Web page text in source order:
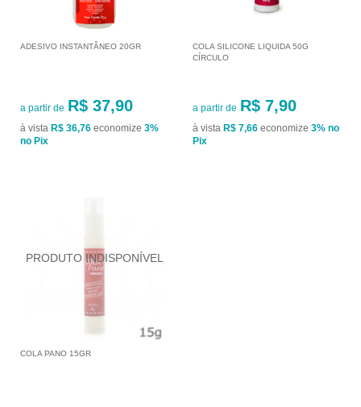
ADESIVO INSTANTÂNEO 20GR
a partir de R$ 37,90
à vista R$ 36,76 economize 3%
no Pix
COLA SILICONE LIQUIDA 50G
CÍRCULO
a partir de R$ 7,90
à vista R$ 7,66 economize 3% no
Pix
COLA PANO 15GR